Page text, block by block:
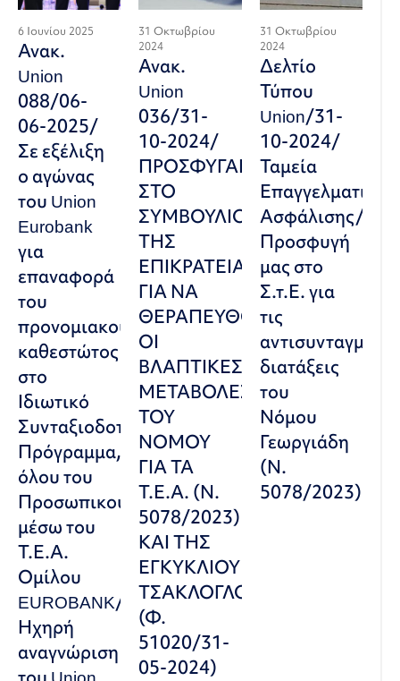
6 Ιουνίου 2025
Ανακ.
Union
088/06-
06-2025/
Σε εξέλιξη
ο αγώνας
του Union
Eurobank
για
επαναφορά
του
προνομιακού
καθεστώτος
στο
Ιδιωτικό
Συνταξιοδοτικό
Πρόγραμμα,
όλου του
Προσωπικού
μέσω του
Τ.Ε.Α.
Ομίλου
EUROBANK/
Ηχηρή
αναγνώριση
31 Οκτωβρίου
2024
Ανακ.
Union
036/31-
10-2024/
ΠΡΟΣΦΥΓΑΜΕ
ΣΤΟ
ΣΥΜΒΟΥΛΙΟ
ΤΗΣ
ΕΠΙΚΡΑΤΕΙΑΣ
ΓΙΑ ΝΑ
ΘΕΡΑΠΕΥΘΟΥΝ
ΟΙ
ΒΛΑΠΤΙΚΕΣ
ΜΕΤΑΒΟΛΕΣ
ΤΟΥ
ΝΟΜΟΥ
ΓΙΑ ΤΑ
Τ.Ε.Α. (Ν.
5078/2023)
ΚΑΙ ΤΗΣ
ΕΓΚΥΚΛΙΟΥ
ΤΣΑΚΛΟΓΛΟΥ
(Φ.
51020/31-
05-2024)
31 Οκτωβρίου
2024
Δελτίο
Τύπου
Union/31-
10-2024/
Ταμεία
Επαγγελματικής
Ασφάλισης/
Προσφυγή
μας στο
Σ.τ.Ε. για
τις
διατάξεις
του
Νόμου
Γεωργιάδη
(Ν.
5078/2023)